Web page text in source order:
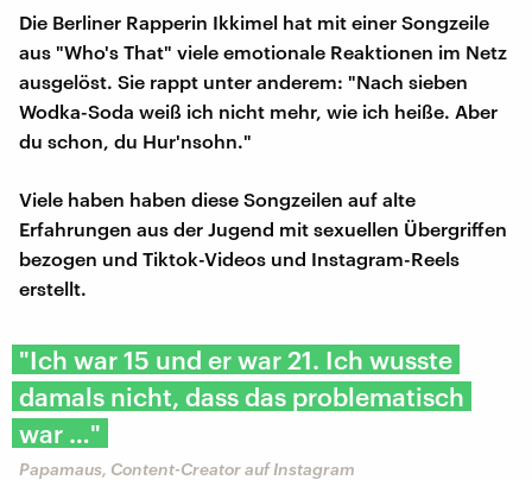
Die Berliner Rapperin Ikkimel hat mit einer Songzeile
aus "Who's That" viele emotionale Reaktionen im Netz
ausgelöst. Sie rappt unter anderem: "Nach sieben
Wodka-Soda weiß ich nicht mehr, wie ich heiße. Aber
du schon, du Hur'nsohn."
Viele haben haben diese Songzeilen auf alte
Erfahrungen aus der Jugend mit sexuellen Übergriffen
bezogen und Tiktok-Videos und Instagram-Reels
erstellt.
"Ich war 15 und er war 21. Ich wusste
damals nicht, dass das problematisch
war …"
Papamaus, Content-Creator auf Instagram